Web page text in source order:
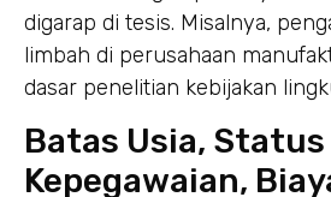
digarap di tesis. Misalnya,
limbah di perusahaan
dasar penelitian kebijakan
Batas Usia, Status
Kepegawaian,